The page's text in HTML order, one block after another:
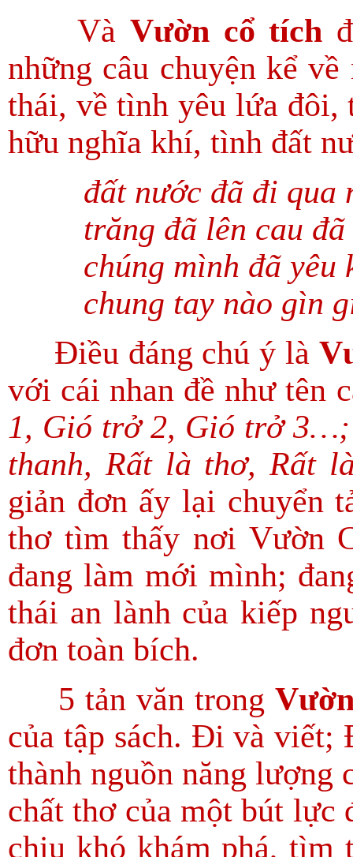
Và Vườn cổ tích
những câu chuyện kể
thái, về tình yêu lứa
hữu nghĩa khí, tình đất
đất nước đã đi qua
trăng đã lên cau
chúng mình đã yêu
chung tay nào gìn
Điều đáng chú ý là
với cái nhan đề như tên
1, Gió trở 2, Gió trở
thanh, Rất là thơ, Rất
giản đơn ấy lại chuyển
thơ tìm thấy nơi Vườn
đang làm mới mình;
thái an lành của kiếp
đơn toàn bích.
5 tản văn trong
của tập sách. Đi và
thành nguồn năng lượng
chất thơ của một bút lực
chịu khó khám phá, tìm